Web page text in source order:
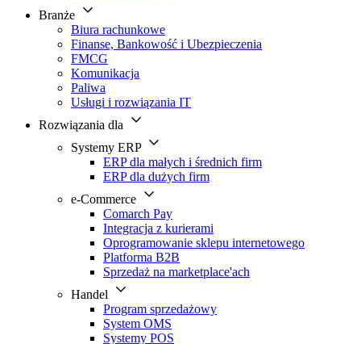
Branże
Biura rachunkowe
Finanse, Bankowość i Ubezpieczenia
FMCG
Komunikacja
Paliwa
Usługi i rozwiązania IT
Rozwiązania dla
Systemy ERP
ERP dla małych i średnich firm
ERP dla dużych firm
e-Commerce
Comarch Pay
Integracja z kurierami
Oprogramowanie sklepu internetowego
Platforma B2B
Sprzedaż na marketplace'ach
Handel
Program sprzedażowy
System OMS
Systemy POS